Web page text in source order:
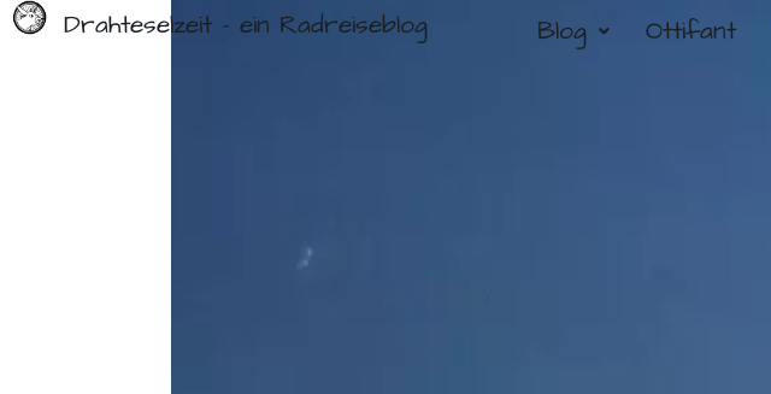
Drahteselzeit - ein Radreiseblog Blog Ottifant